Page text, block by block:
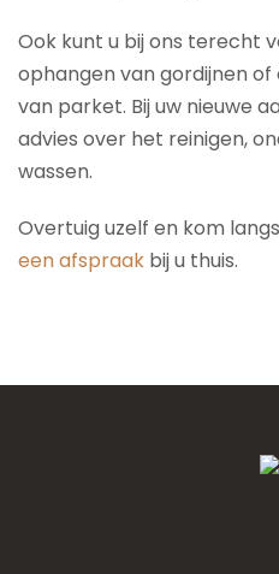
Ook kunt u bij ons terecht
ophangen van gordijnen
van parket. Bij uw nieuwe
advies over het reinigen,
wassen.
Overtuig uzelf en kom
een afspraak bij u thuis.